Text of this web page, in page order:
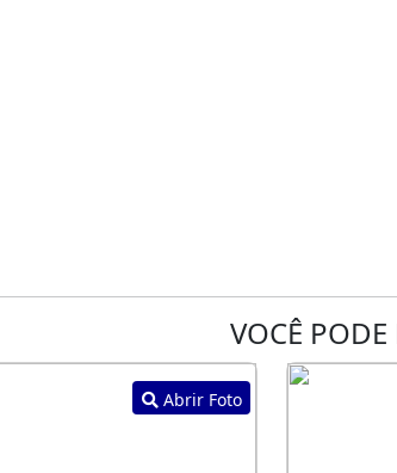
VOCÊ PODE
Abrir Foto